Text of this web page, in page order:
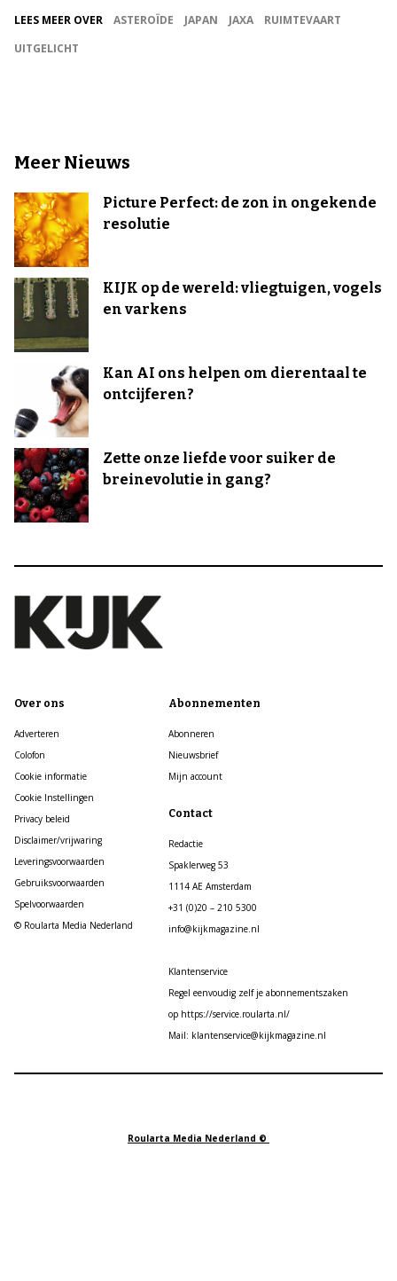
LEES MEER OVER ASTEROÏDE JAPAN JAXA
RUIMTEVAART
UITGELICHT
Meer Nieuws
Picture Perfect: de zon in ongekende
resolutie
KIJK op de wereld: vliegtuigen, vogels
en varkens
Kan AI ons helpen om dierentaal te
ontcijferen?
Zette onze liefde voor suiker de
breinevolutie in gang?
Over ons
Adverteren
Colofon
Cookie informatie
Cookie Instellingen
Privacy beleid
Disclaimer/vrijwaring
Leveringsvoorwaarden
Gebruiksvoorwaarden
Spelvoorwaarden
© Roularta Media Nederland
Abonnementen
Abonneren
Nieuwsbrief
Mijn account
Contact
Redactie
Spaklerweg 53
1114 AE Amsterdam
+31 (0)20 – 210 5300
info@kijkmagazine.nl
Klantenservice
Regel eenvoudig zelf je abonnementszaken
op https://service.roularta.nl/
Mail: klantenservice@kijkmagazine.nl
Roularta Media Nederland ©